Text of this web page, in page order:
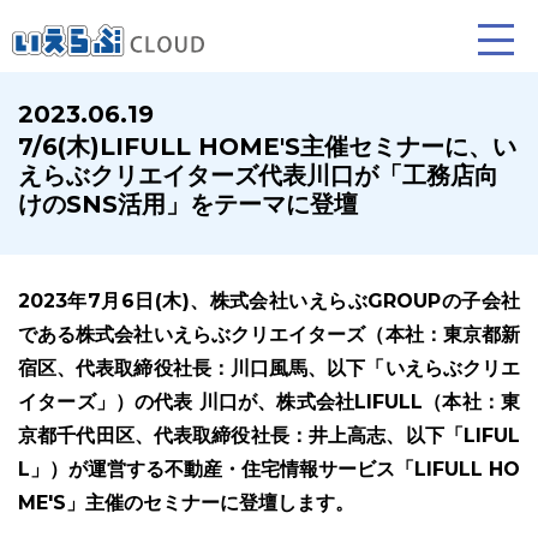
賃貸仲介
業務向け機能
売買仲介
業務向け機能
賃貸管理
ホームページ制作について プラン紹介･制作の流れ
2023.06.19
7/6(木)LIFULL HOME'S主催セミナーに、い
えらぶクリエイターズ代表川口が「工務店向
けのSNS活用」をテーマに登壇
2023年7月6日(木)、株式会社いえらぶGROUPの子会社
である株式会社いえらぶクリエイターズ（本社：東京都新
宿区、代表取締役社長：川口風馬、以下「いえらぶクリエ
イターズ」）の代表 川口が、株式会社LIFULL（本社：東
京都千代田区、代表取締役社長：井上高志、以下「LIFUL
L」）が運営する不動産・住宅情報サービス「LIFULL HO
ME'S」主催のセミナーに登壇します。